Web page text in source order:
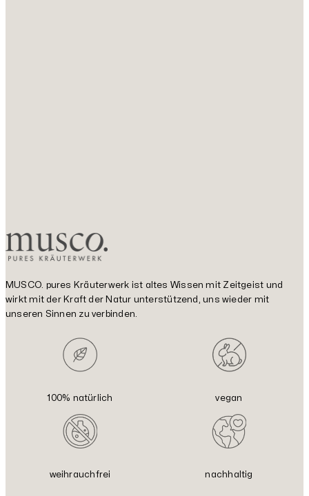
MUSCO. pures Kräuterwerk ist altes Wissen mit Zeitgeist und
wirkt mit der Kraft der Natur unterstützend, uns wieder mit
unseren Sinnen zu verbinden.
100% natürlich vegan
weihrauchfrei nachhaltig